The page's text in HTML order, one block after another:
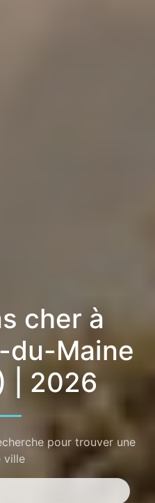
cher à
du-Maine
| 2026
pour trouver une
ville